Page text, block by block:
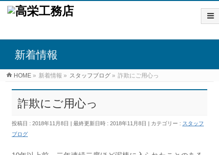
新着情報
HOME » 新着情報 » スタッフブログ » 詐欺にご用心っ
詐欺にご用心っ
投稿日 : 2018年11月8日 最終更新日時 : 2018年11月8日 カテゴリー : スタッフ
ブログ